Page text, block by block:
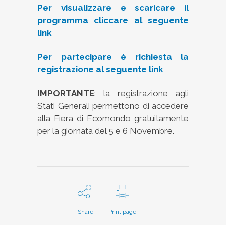
Per visualizzare e scaricare il
programma cliccare al seguente
link
Per partecipare è richiesta la
registrazione al seguente link
IMPORTANTE: la registrazione agli
Stati Generali permettono di accedere
alla Fiera di Ecomondo gratuitamente
per la giornata del 5 e 6 Novembre.
Share Print page